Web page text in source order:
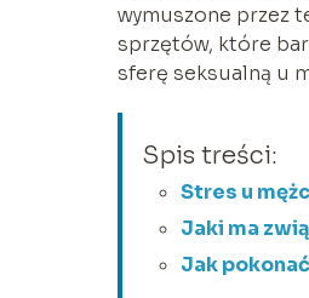
wymuszone przez
sprzętów, które
sferę seksualną u
Spis treści:
Stres u
Jaki ma
Jak